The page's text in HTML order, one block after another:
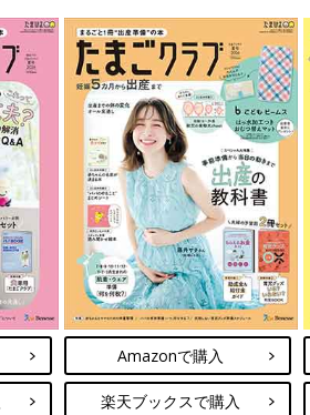
Amazonで購入
楽天ブックスで購入